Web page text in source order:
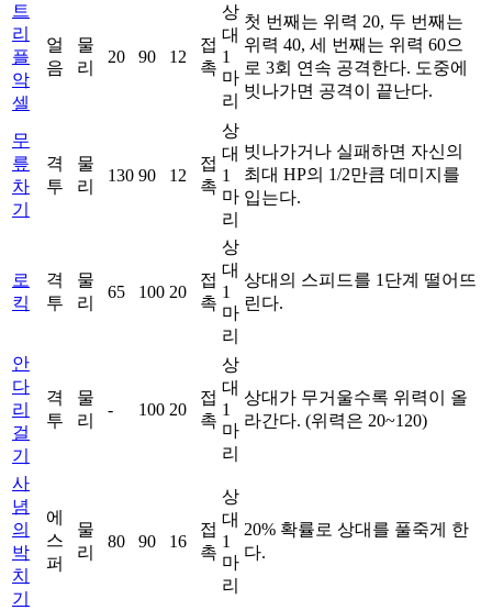
트
리
플
악
셀
얼
음
물
리
20 90 12
접
촉
상
대
1
마
리
첫 번째는 위력 20, 두 번째는
위력 40, 세 번째는 위력 60으
로 3회 연속 공격한다. 도중에
빗나가면 공격이 끝난다.
무
릎
차
기
격
투
물
리
130 90 12
접
촉
상
대
1
마
리
빗나가거나 실패하면 자신의
최대 HP의 1/2만큼 데미지를
입는다.
로
킥
격
투
물
리
65 100 20
접
촉
상
대
1
마
리
상대의 스피드를 1단계 떨어뜨
린다.
안
다
리
걸
기
격
투
물
리
- 100 20
접
촉
상
대
1
마
리
상대가 무거울수록 위력이 올
라간다. (위력은 20~120)
사
념
의
박
치
기
에
스
퍼
물
리
80 90 16
접
촉
상
대
1
마
리
20% 확률로 상대를 풀죽게 한
다.